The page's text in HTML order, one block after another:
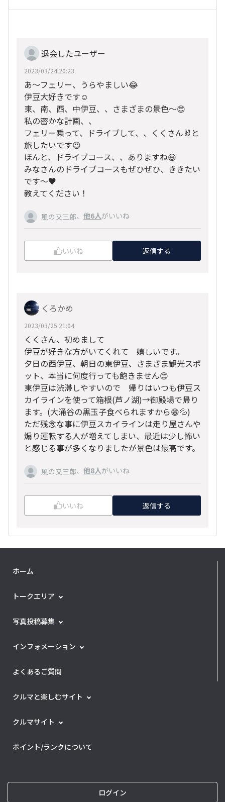
退会したユーザー
2023/03/24 20:23
あ～フェリー、うらやましい😂
伊豆大好きです☺️
東、南、西、中伊豆、、さまざまの景色～😍
私の密かな計画、、
フェリー乗って、ドライブして、、くくさん🐰と
旅したいです😍
ほんと、ドライブコース、、ありますね😃
みなさんのドライブコースもぜひぜひ、ききたい
です～♥️
教えてください！
風の又三郎、 他6人がいいね
いいね 返信する
くろかめ
2023/03/25 21:04
くくさん、初めまして
伊豆が好きな方がいてくれて 嬉しいです。
夕日の西伊豆、朝日の東伊豆、さまざま観光スポ
ット、本当に何度行っても飽きません😊
東伊豆は渋滞しやすいので 帰りはいつも伊豆ス
カイラインを使って箱根(芦ノ湖)→御殿場で帰り
ます。(大涌谷の黒玉子食べられますから😁💦)
ただ残念な事に伊豆スカイラインは走り屋さんや
煽り運転する人が増えてしまい、最近は少し怖い
と感じる事が多くなりましたが景色は最高です。
風の又三郎、 他8人がいいね
いいね 返信する
ホーム
トークエリア
写真投稿募集
インフォメーション
よくあるご質問
クルマと楽しむサイト
クルマサイト
ポイント/ランクについて
ログイン